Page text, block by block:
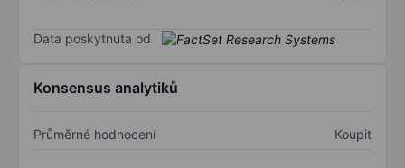
Data poskytnuta od
Konsensus analytiků
Průměrné hodnocení Koupit